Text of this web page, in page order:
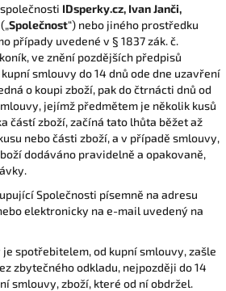
IDsperky.cz, Ivan Janči,
(„Společnost“) nebo jiného prostředku
případy uvedené v § 1837 zák. č.
ve znění pozdějších předpisů
smlouvy do 14 dnů ode dne uzavření
o koupi zboží, pak do čtrnácti dnů od
jejímž předmětem je několik kusů
částí zboží, začíná tato lhůta běžet až
nebo části zboží, a v případě smlouvy,
dodáváno pravidelně a opakovaně,
Společnosti písemně na adresu
elektronicky na e-mail uvedený na
spotřebitelem, od kupní smlouvy, zašle
zbytečného odkladu, nejpozději do 14
smlouvy, zboží, které od ní obdržel.